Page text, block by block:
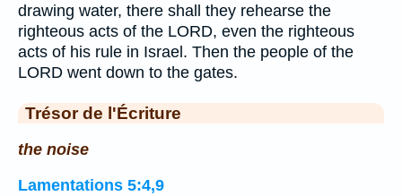
drawing water, there shall they rehearse the
righteous acts of the LORD, even the righteous
acts of his rule in Israel. Then the people of the
LORD went down to the gates.
Trésor de l'Écriture
the noise
Lamentations 5:4,9